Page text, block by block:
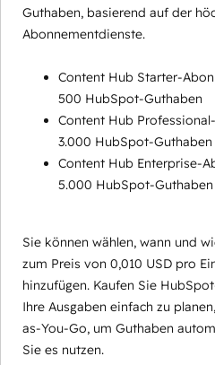
Guthaben, basierend auf der
Abonnementdienste.
Content Hub Starter-
500 HubSpot-Guthaben
Content Hub
3.000 HubSpot-Guthaben
Content Hub Enterprise-
5.000 HubSpot-Guthaben
Sie können wählen, wann und
zum Preis von 0,010 USD pro
hinzufügen. Kaufen Sie
Ihre Ausgaben einfach zu
as-You-Go, um Guthaben
Sie es nutzen.